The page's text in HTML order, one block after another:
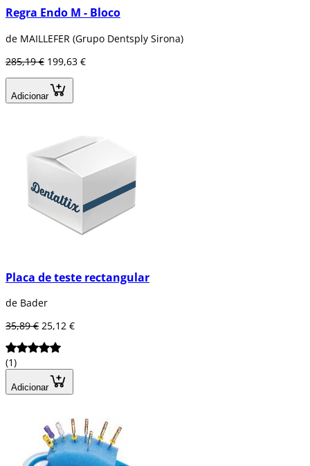
Regra Endo M - Bloco
de MAILLEFER (Grupo Dentsply Sirona)
285,19 € 199,63 €
Adicionar
Placa de teste rectangular
de Bader
35,89 € 25,12 €
(1)
Adicionar